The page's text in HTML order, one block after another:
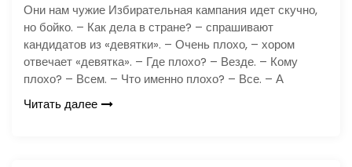
Они нам чужие Избирательная кампания идет скучно,
но бойко. – Как дела в стране? – спрашивают
кандидатов из «девятки». – Очень плохо, – хором
отвечает «девятка». – Где плохо? – Везде. – Кому
плохо? – Всем. – Что именно плохо? – Все. – А
Читать далее